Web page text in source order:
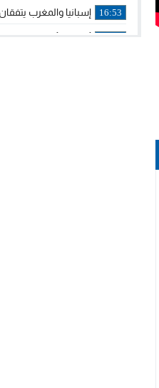
16:53 إسبانيا والمغرب